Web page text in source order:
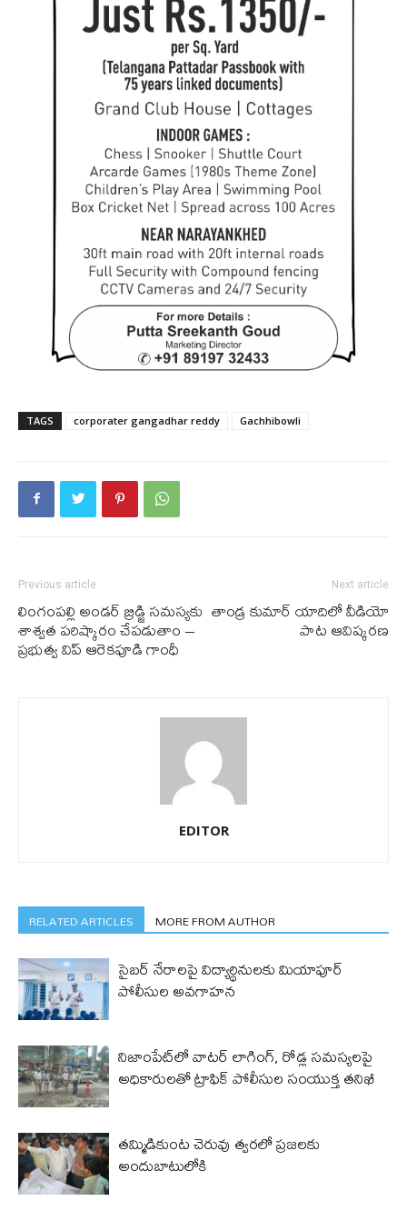
TAGS corporater gangadhar reddy Gachhibowli
Previous article
లింగంపల్లి అండర్ బ్రిడ్జి సమస్యకు
శాశ్వత పరిష్కారం చేపడుతాం –
ప్రభుత్వ విప్ ఆరెకపూడి గాంధీ
Next article
తాండ్ర కుమార్ యాదిలో వీడియో
పాట ఆవిష్కరణ
EDITOR
RELATED ARTICLES MORE FROM AUTHOR
సైబర్ నేరాలపై విద్యార్థినులకు మియాపూర్
పోలీసుల అవగాహన
నిజాంపేట్‌లో వాటర్ లాగింగ్, రోడ్ల సమస్యలపై
అధికారులతో ట్రాఫిక్ పోలీసుల సంయుక్త తనిఖీ
తమ్మిడికుంట చెరువు త్వరలో ప్రజలకు
అందుబాటులోకి